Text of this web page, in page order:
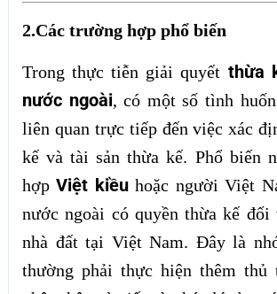
2.Các trường hợp phổ biến
Trong thực tiễn giải quyết thừa
nước ngoài, có một số tình
liên quan trực tiếp đến việc xác
kế và tài sản thừa kế. Phổ biến
hợpViệt kiềuhoặc người Việt
nước ngoài có quyền thừa kế
nhà đất tại Việt Nam. Đây là
thường phải thực hiện thêm thủ